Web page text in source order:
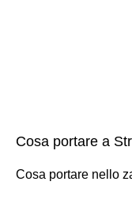
Cosa portare a
Cosa portare nello